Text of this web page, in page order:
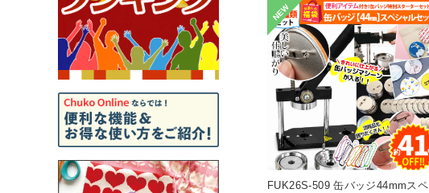
NEW
FUK26S-509 缶バッジ44mmスペ